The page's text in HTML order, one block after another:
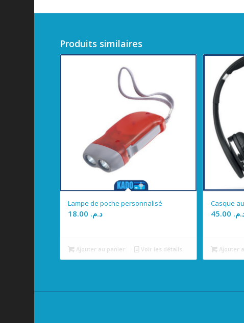
Produits similaires
Lampe de poche personnalisé
د.م.
Ajouter au panier Voir les détails
Casque
Ajouter